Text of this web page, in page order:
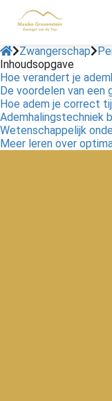
Zwangerschap
Inhoudsopgave
Hoe verandert je
De voordelen van een
Hoe adem je correct
Ademhalingstechniek
Wetenschappelijk
Meer leren over
policy